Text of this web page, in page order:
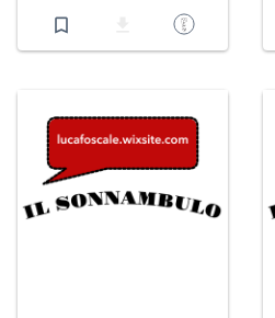
bookmark_border